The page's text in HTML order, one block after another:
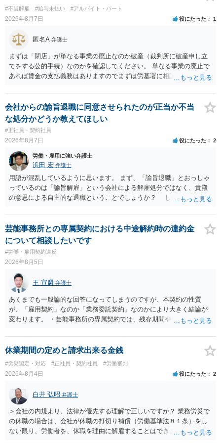
#不当解雇 #給与未払い #アルバイト・パート
2026年8月7日 役にたった 1
匿名A 弁護士
まずは「閉店」が単なる事業の廃止なのか破産（裁判所に破産申し立
てをする公的手続）なのかを確認してください。 単なる事業の廃止で
あれば賃金の支払義務はありますのでまずは労基署に相談してくださ
しいかもしれませんが）賃金などの労働債権は他の債務より優先して
支払われます。ただし支払までにかなり時間がかかるでしょう。 さら
に、「独立行政法人労働者健康安全機構 」という公的機関が未払賃金
の立替事業を行っています。詳しくは、同機構の＜未払賃金立替払相
談コーナー＞ TEL 044-431-8663 相談時間：土日祝日を除く9:15～1
7:00 に相談してみてください。同じように未払となった他の従業員の
方がいれば一緒に相談してみるといいでしょう。
会社からの諭旨退職に同意させられたのが正当か不当
な処分かどうか教えてほしい
#正社員・契約社員
2026年8月7日 役にたった 2
労働・雇用に強い弁護士
浜田 宏 弁護士
用語が混乱しているように思います。 まず、「諭旨退職」とおっしゃ
っているのは「諭旨解雇」という会社による解雇処分ではなく、貴殿
の意思による自主的な退職ということでしょうか？ しかし、記載さ
す。 その場合、解雇には客観的で合理的な理由が必要であり、かつ
解雇という処分が社会通念上相当と認められない限り、解雇は無効で
す。 結局、貴殿のネット炎上の内容や原因、勤務先に与えた影響な
どを具体的に検討しなければ、何とも申し上げることができません。
また、育児休業法関係の問題もあるかもしれません。 ある程度労働
法に関する専門的な知識が必要な事案ですので、一度、お近くの弁護
士にご相談下さい。
芸能事務所との専属契約における中途解約時の違約金
について相談したいです
#労働・雇用契約違反
2026年8月5日
王 宣麟 弁護士
あくまでも一般論的な回答になってしまうのですが、本契約の性質
が、「雇用契約」なのか「業務委託契約」なのかにより大きく結論が
変わります。 ・芸能事務所の専属契約では、残存期間や報酬額、投下
務上よくあるからといって当然に適法という意味ではなく、実際の損
害との対応関係や合理性が重要です。 ・違約金に上限がなくても、常
に有効になるわけではありません。契約が労働契約に近い実態なら労
基法16条で無効となる余地があり、そうでなくても、金額が事務所の
損害と比べて過大なら無効や減額が争点になります。 ・契約前の修正
交渉は一般的です。 交渉の方向としては、上限額を設ける、実損害ベ
ースにする、算定根拠を明確化する、違約金ではなく「合理的な実
費・未回収費用のみ」に限定する、などが典型です。 ・弁護士に契約
前に契約書の内容をレビューしてもらう価値は十分にあると思われま
す。 争点は、契約類型が雇用か業務委託か、実態として労働者性があ
るか、解除事由が双方にどう定められているか、違約金の算定根拠が
休業期間の定めと請求出来る金銭
#労災認定・対応 #正社員・契約社員 #労働審判
2026年8月4日 役にたった 2
白井 弘昭 弁護士
＞会社の内規より、法律が優先する理解で正しいですか？ 業務労災で
の休職の場合は、会社が休職の打切り補償（労働基準法８１条）をし
ない限り、労働者を、休職を理由に解雇することはできません（労働